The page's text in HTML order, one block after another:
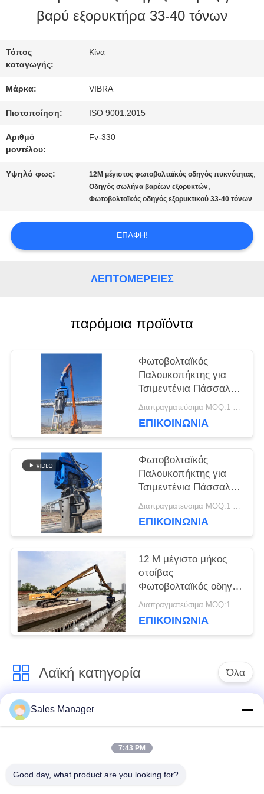
ΓΎΡΟΣ
ΕΡΓΟΣΤΑΣΊΩΝ
ΠΟΙΟΤΙΚΌΣ
ΈΛΕΓΧΟΣ
ΜΑΣ
ΕΠΑΦΉ
ΠΕΡΙΠΤΏΣΕΙΣ
ΖΗΤΉΣΤΕ
ΈΝΑ
ΑΠΌΣΠΑΣΜΑ
SITEMAP
PRIVACY
POLICY
βαρύ εξορυκτήρα 33-40 τόνων
Τόπος
καταγωγής:
Κίνα
Μάρκα: VIBRA
Πιστοποίηση: ISO 9001:2015
Αριθμό
μοντέλου:
Fv-330
Υψηλό φως: 12M μέγιστος φωτοβολταϊκός οδηγός πυκνότητας,
Οδηγός σωλήνα βαρέων εξορυκτών,
Φωτοβολταϊκός οδηγός εξορυκτικού 33-40 τόνων
ΕΠΑΦΉ!
ΛΕΠΤΟΜΈΡΕΙΕΣ
παρόμοια προϊόντα
Φωτοβολταϊκός
Παλουκοπήκτης για
Τσιμεντένια Πάσσαλα
50-65Ton HITACHI
Διαπραγματεύσιμα MOQ:1 σετ
ΕΠΙΚΟΙΝΩΝΙΑ
Φωτοβολταϊκός
Παλουκοπήκτης για
Τσιμεντένια Πάσσαλα
48-52 Τόνων
Διαπραγματεύσιμα MOQ:1 σετ
ΕΠΙΚΟΙΝΩΝΙΑ
12 M μέγιστο μήκος
στοίβας
Φωτοβολταϊκός οδηγός
στοίβας για βαρύ
τόνων
Διαπραγματεύσιμα MOQ:1 ΣΕΤ
ΕΠΙΚΟΙΝΩΝΙΑ
Λαϊκή κατηγορία Όλα
υδραυλικών
πασσάλων
συναρμολογημένα
σωρό πρόγραμμα
Sales Manager
7:43 PM
Good day, what product are you looking for?